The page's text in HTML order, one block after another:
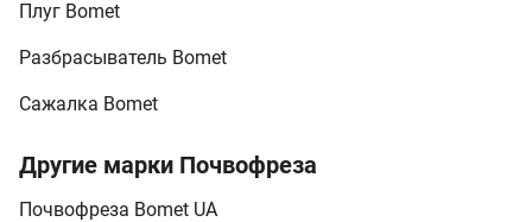
Плуг Bomet
Разбрасыватель Bomet
Сажалка Bomet
Другие марки Почвофреза
Почвофреза Bomet UA